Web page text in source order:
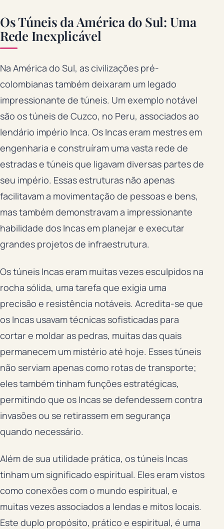
Os Túneis da América do Sul: Uma
Rede Inexplicável
Na América do Sul, as civilizações pré-
colombianas também deixaram um legado
impressionante de túneis. Um exemplo notável
são os túneis de Cuzco, no Peru, associados ao
lendário império Inca. Os Incas eram mestres em
engenharia e construíram uma vasta rede de
estradas e túneis que ligavam diversas partes de
seu império. Essas estruturas não apenas
facilitavam a movimentação de pessoas e bens,
mas também demonstravam a impressionante
habilidade dos Incas em planejar e executar
grandes projetos de infraestrutura.
Os túneis Incas eram muitas vezes esculpidos na
rocha sólida, uma tarefa que exigia uma
precisão e resistência notáveis. Acredita-se que
os Incas usavam técnicas sofisticadas para
cortar e moldar as pedras, muitas das quais
permanecem um mistério até hoje. Esses túneis
não serviam apenas como rotas de transporte;
eles também tinham funções estratégicas,
permitindo que os Incas se defendessem contra
invasões ou se retirassem em segurança
quando necessário.
Além de sua utilidade prática, os túneis Incas
tinham um significado espiritual. Eles eram vistos
como conexões com o mundo espiritual, e
muitas vezes associados a lendas e mitos locais.
Este duplo propósito, prático e espiritual, é uma